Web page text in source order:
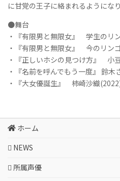
に甘党の王子に絡まれるように
●舞台
・『有限男と無限女』 学生のリ
・『有限男と無限女』 今のリン
・『正しいホシの見つけ方』 小
・『名前を呼んでもう一度』 鈴木
・『大女優誕生』 柿崎沙織
ホーム
NEWS
所属声優